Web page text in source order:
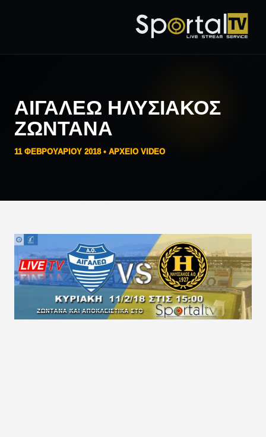
ΑΙΓΑΛΕΩ ΗΛΥΣΙΑΚΟΣ
ΖΩΝΤΑΝΑ
11 ΦΕΒΡΟΥΑΡΊΟΥ 2018 • ΑΡΧΕΙΟ VIDEO